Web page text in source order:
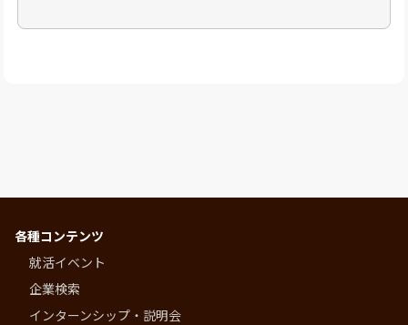
各種コンテンツ
就活イベント
企業検索
インターンシップ・説明会